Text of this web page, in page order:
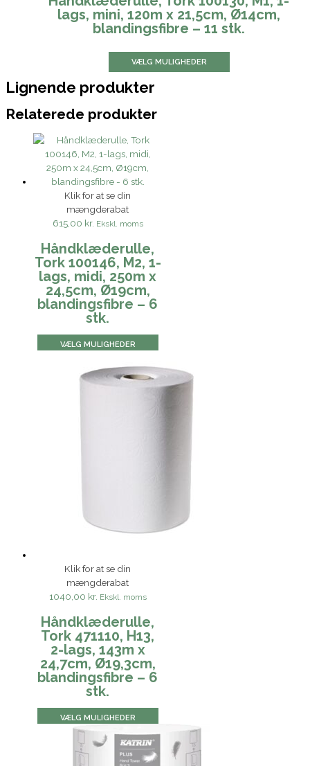
lags, mini, 120m x 21,5cm, Ø14cm,
blandingsfibre – 11 stk.
VÆLG MULIGHEDER
Lignende produkter
Relaterede produkter
Klik for at se din
mængderabat
615,00 kr. Ekskl. moms
Håndklæderulle,
Tork 100146, M2, 1-
lags, midi, 250m x
24,5cm, Ø19cm,
blandingsfibre – 6
stk.
VÆLG MULIGHEDER
Klik for at se din
mængderabat
1040,00 kr. Ekskl. moms
Håndklæderulle,
Tork 471110, H13,
2-lags, 143m x
24,7cm, Ø19,3cm,
blandingsfibre – 6
stk.
VÆLG MULIGHEDER